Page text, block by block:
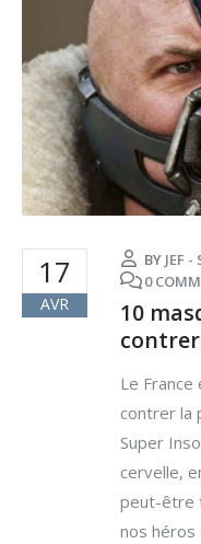
17
AVR
BY JEF -
0
10
Le
contrer la
Super
cervelle,
peut-être
nos héros